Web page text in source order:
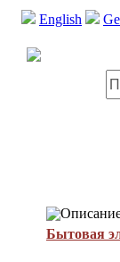
English
Бытовая